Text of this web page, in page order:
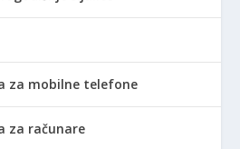
za mobilne telefone
za računare